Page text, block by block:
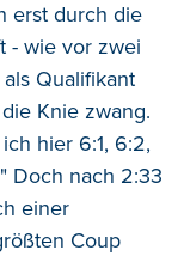
erst durch die
- wie vor zwei
Qualifikant
Knie zwang.
hier 6:1, 6:2,
Doch nach 2:33
einer
Coup